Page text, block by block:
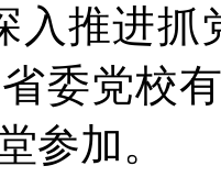
入推进
委党校
参加。